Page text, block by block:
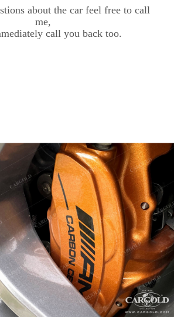
about the car feel free to call
me,
call you back too.